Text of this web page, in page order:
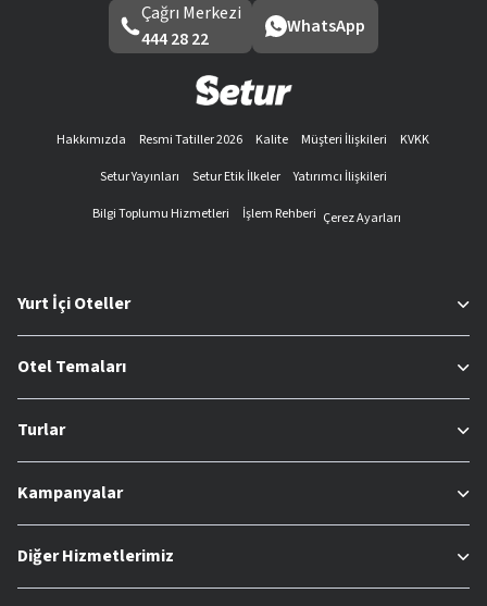
Çağrı Merkezi
444 28 22
WhatsApp
Hakkımızda Resmi Tatiller 2026 Kalite Müşteri İlişkileri
KVKK
Setur Yayınları
Setur Etik İlkeler
Yatırımcı İlişkileri
Bilgi Toplumu Hizmetleri
İşlem Rehberi Çerez Ayarları
Yurt İçi Oteller
Otel Temaları
Turlar
Kampanyalar
Diğer Hizmetlerimiz